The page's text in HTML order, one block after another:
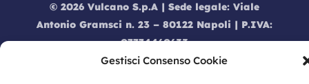
Gestisci Consenso Cookie
© 2026 Vulcano S.p.A | Sede legale: Viale
Antonio Gramsci n. 23 – 80122 Napoli | P.IVA:
07774460633
Privacy Policy|Cookie Policy